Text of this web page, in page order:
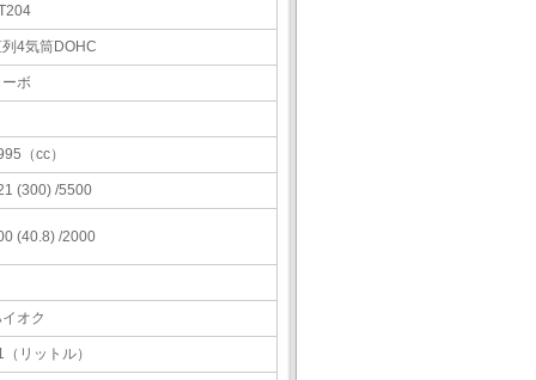
4気筒DOHC
ーボ
（cc）
(300) /5500
(40.8) /2000
オク
（リットル）